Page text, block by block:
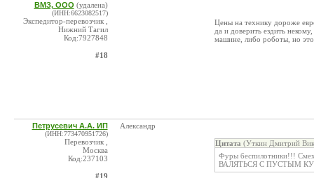
ВМЗ, ООО (удалена)
(ИНН:6623082517)
Экспедитор-перевозчик ,
Нижний Тагил
Код:7927848
#18
Цены на технику дороже
да и доверить ездить
машине, либо роботы, но это
Петрусевич А.А. ИП
(ИНН:773470951726)
Перевозчик ,
Москва
Код:237103
#19
Александр
Цитата (Уткин Дмитрий
Фуры беспилотники!!!
ВАЛЯТЬСЯ С ПУСТЫМ